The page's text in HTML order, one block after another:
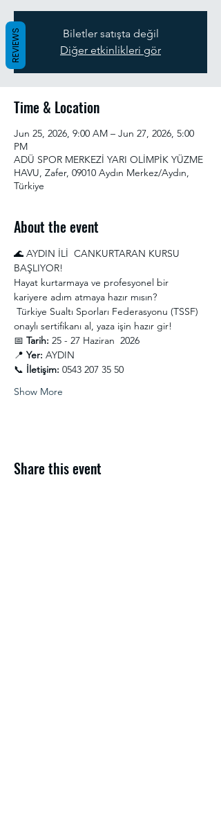
Biletler satışta değil
Diğer etkinlikleri gör
Time & Location
Jun 25, 2026, 9:00 AM – Jun 27, 2026, 5:00
PM
ADÜ SPOR MERKEZİ YARI OLİMPİK YÜZME
HAVU, Zafer, 09010 Aydın Merkez/Aydın,
Türkiye
About the event
🌊 AYDIN İLİ  CANKURTARAN KURSU
BAŞLIYOR!
Hayat kurtarmaya ve profesyonel bir
kariyere adım atmaya hazır mısın?
onaylı sertifikanı al, yaza işin hazır gir!
📅 Tarih: 25 - 27 Haziran  2026
📍 Yer: AYDIN
📞 İletişim: 0543 207 35 50
Show More
Share this event
REVIEWS